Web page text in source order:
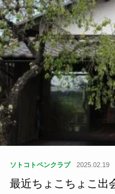
ソトコトペンクラブ 2025.02.19
最近ちょこちょこ出